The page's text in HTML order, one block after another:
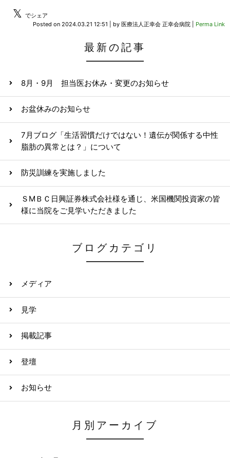
𝕏 でシェア
Posted on 2024.03.21 12:51 by 医療法人正幸会 正幸会病院 Perma Link
最新の記事
8月・9月 担当医お休み・変更のお知らせ
お盆休みのお知らせ
7月ブログ「生活習慣だけではない！遺伝が関係する中性
脂肪の異常とは？」について
防災訓練を実施しました
ＳМＢＣ日興証券株式会社様を通じ、米国機関投資家の皆
様に当院をご見学いただきました
ブログカテゴリ
メディア
見学
掲載記事
登壇
お知らせ
月別アーカイブ